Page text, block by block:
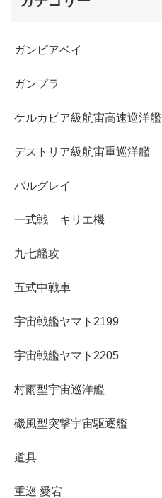
ガンビアベイ
ガンプラ
ケルカピア級航宙高速巡洋艦
デストリア級航宙重巡洋艦
バルグレイ
一式戦 キリエ機
九七艦攻
五式中戦車
宇宙戦艦ヤマト2199
宇宙戦艦ヤマト2205
村雨型宇宙巡洋艦
磯風型突撃宇宙駆逐艦
道具
重巡 愛宕